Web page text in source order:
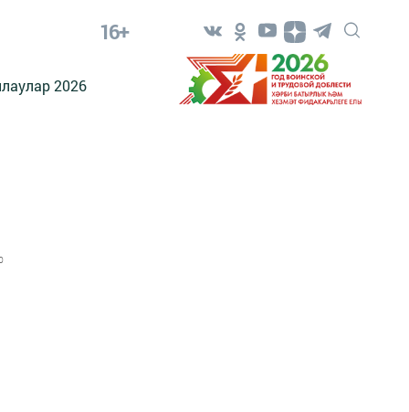
16+
2026